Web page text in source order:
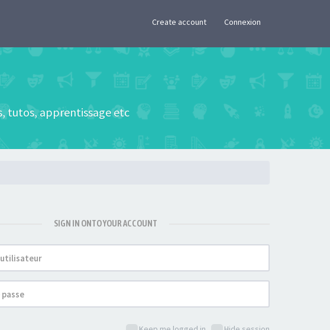
Create account Connexion
tutos, apprentissage etc
SIGN IN ONTO YOUR ACCOUNT